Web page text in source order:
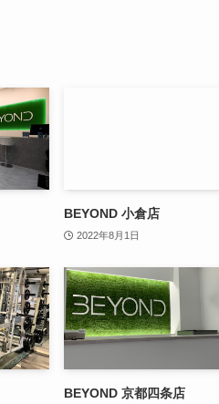
BEYOND 小倉店
2022年8月1日
BEYOND 京都四条店